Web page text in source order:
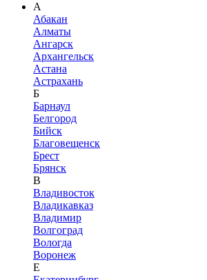
А
Абакан
Алматы
Ангарск
Архангельск
Астана
Астрахань
Б
Барнаул
Белгород
Бийск
Благовещенск
Брест
Брянск
В
Владивосток
Владикавказ
Владимир
Волгоград
Вологда
Воронеж
Е